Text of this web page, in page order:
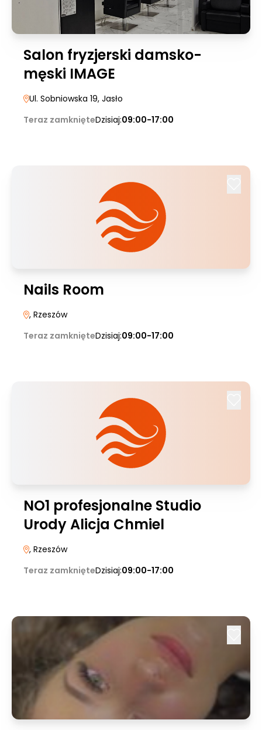
Salon fryzjerski damsko-
męski IMAGE
Ul. Sobniowska 19, Jasło
Teraz zamknięteDzisiaj:09:00-17:00
Nails Room
, Rzeszów
Teraz zamknięteDzisiaj:09:00-17:00
NO1 profesjonalne Studio
Urody Alicja Chmiel
, Rzeszów
Teraz zamknięteDzisiaj:09:00-17:00